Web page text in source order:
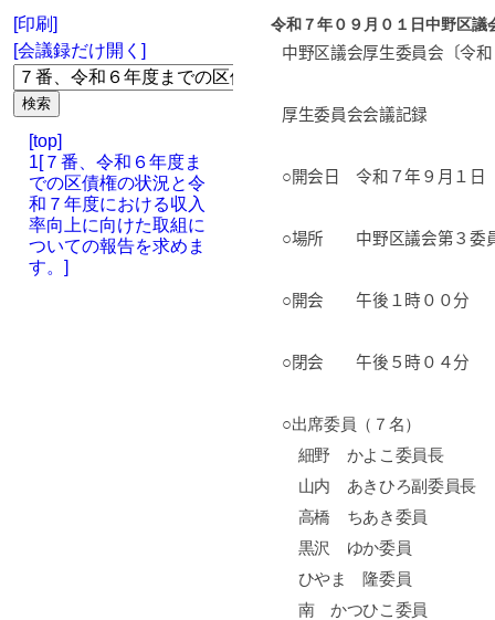
[印刷]
[会議録だけ開く]
[top]
1[７番、令和６年度ま
での区債権の状況と令
和７年度における収入
率向上に向けた取組に
ついての報告を求めま
す。]
令和７年０９月０１日中野区議
中野区議会厚生委員会〔令
厚生委員会会議記録
○開会日 令和７年９月１日
○場所 中野区議会第３委
○開会 午後１時００分
○閉会 午後５時０４分
○出席委員（７名）
細野 かよこ委員長
山内 あきひろ副委員長
高橋 ちあき委員
黒沢 ゆか委員
ひやま 隆委員
南 かつひこ委員